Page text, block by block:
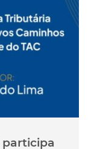
participa